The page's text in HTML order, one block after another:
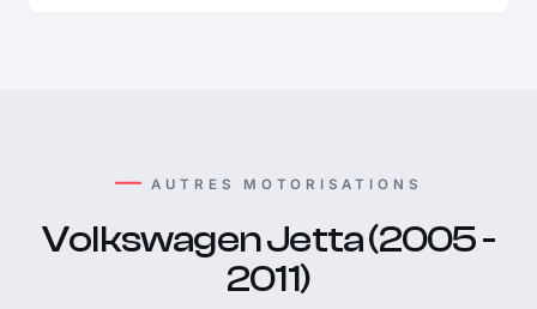
AUTRES MOTORISATIONS
Volkswagen Jetta (2005 -
2011)